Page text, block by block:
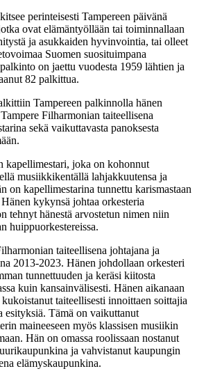
perinteisesti Tampereen päivänä
ovat elämäntyöllään tai toiminnallaan
ja asukkaiden hyvinvointia, tai olleet
Suomen suosituimpana
on jaettu vuodesta 1959 lähtien ja
82 palkittua.
Tampereen palkinnolla hänen
Filharmonian taiteellisena
sekä vaikuttavasta panoksesta
kapellimestari, joka on kohonnut
musiikkikentällä lahjakkuutensa ja
on kapellimestarina tunnettu karismastaan
Hänen kykynsä johtaa orkesteria
tehnyt hänestä arvostetun nimen niin
huippuorkestereissa.
taiteellisena johtajana ja
2013-2023. Hänen johdollaan orkesteri
tunnettuuden ja keräsi kiitosta
kuin kansainvälisesti. Hänen aikanaan
taiteellisesti innoittaen soittajia
esityksiä. Tämä on vaikuttanut
maineeseen myös klassisen musiikin
Hän on omassa roolissaan nostanut
ja vahvistanut kaupungin
elämyskaupunkina.